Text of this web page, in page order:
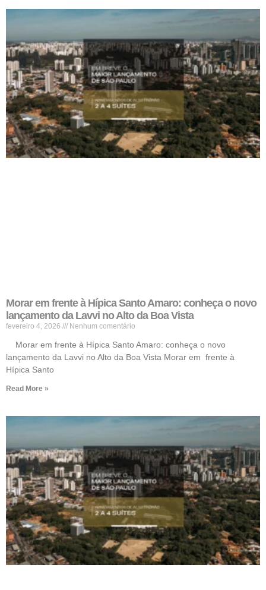
Morar em frente à Hípica Santo Amaro: conheça o novo
lançamento da Lavvi no Alto da Boa Vista
fevereiro 4, 2026 Nenhum comentário
Morar em frente à Hípica Santo Amaro: conheça o novo
lançamento da Lavvi no Alto da Boa Vista Morar em frente à
Hípica Santo
Read More »